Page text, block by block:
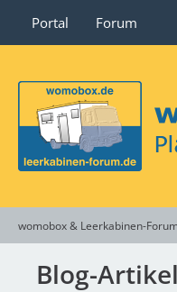
Portal Forum
womobox & Leerkabinen-Forum
Blog-